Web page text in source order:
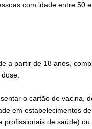
com idade entre 50
a partir de 18 anos,
o cartão de vacina,
em estabelecimentos
de saúde)